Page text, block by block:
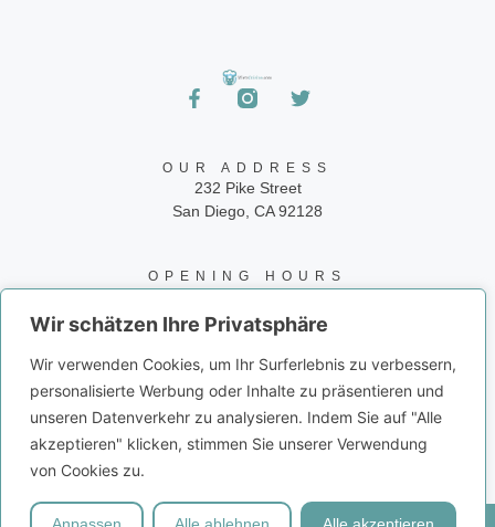
Wir schätzen Ihre Privatsphäre
Wir verwenden Cookies, um Ihr Surferlebnis zu verbessern,
personalisierte Werbung oder Inhalte zu präsentieren und
unseren Datenverkehr zu analysieren. Indem Sie auf "Alle
akzeptieren" klicken, stimmen Sie unserer Verwendung
von Cookies zu.
OUR ADDRESS
232 Pike Street
San Diego, CA 92128
OPENING HOURS
CONTACT INFO
Phone: 858-945-9573
Email: info@juiceito.com